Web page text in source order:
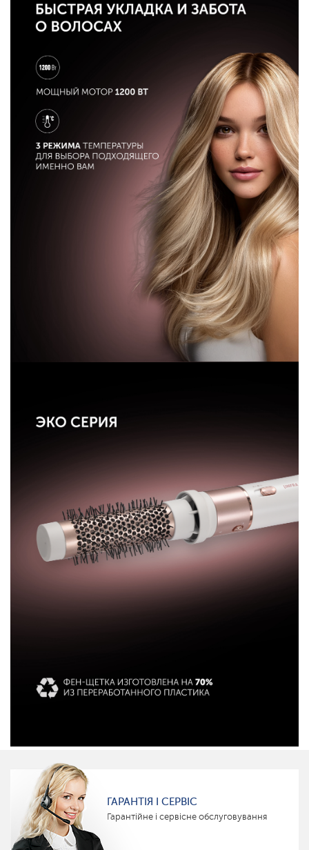
ГАРАНТІЯ І СЕРВІС
Гарантійне і сервісне обслуговування